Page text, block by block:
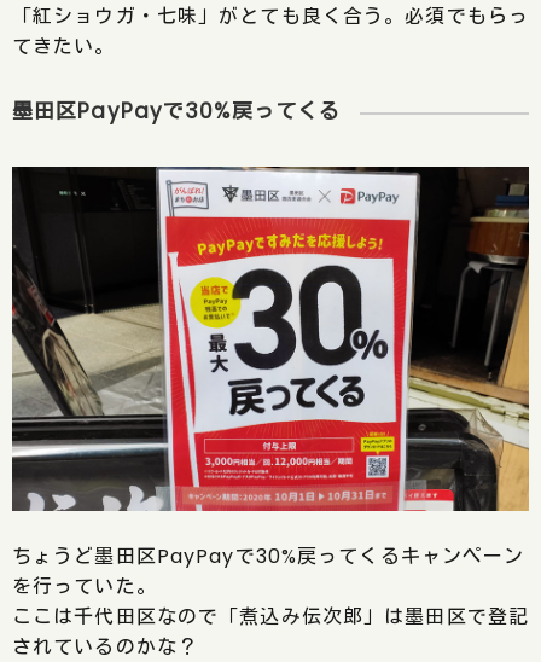
「紅ショウガ・七味」がとても良く合う。必須でもらっ
てきたい。
墨田区PayPayで30%戻ってくる
ちょうど墨田区PayPayで30%戻ってくるキャンペーン
を行っていた。
ここは千代田区なので「煮込み伝次郎」は墨田区で登記
されているのかな？